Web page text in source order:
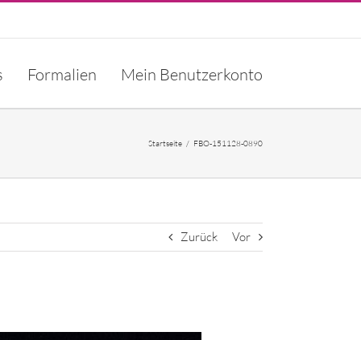
Formalien Mein Benutzerkonto
Startseite / FBO-151128-0890
Zurück Vor